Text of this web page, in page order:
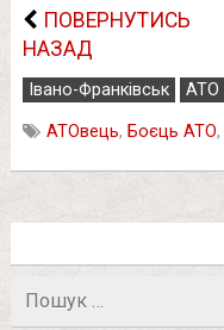
ПОВЕРНУТИСЬ
НАЗАД
Івано-Франківськ АТО
АТОвець, Боєць АТО,